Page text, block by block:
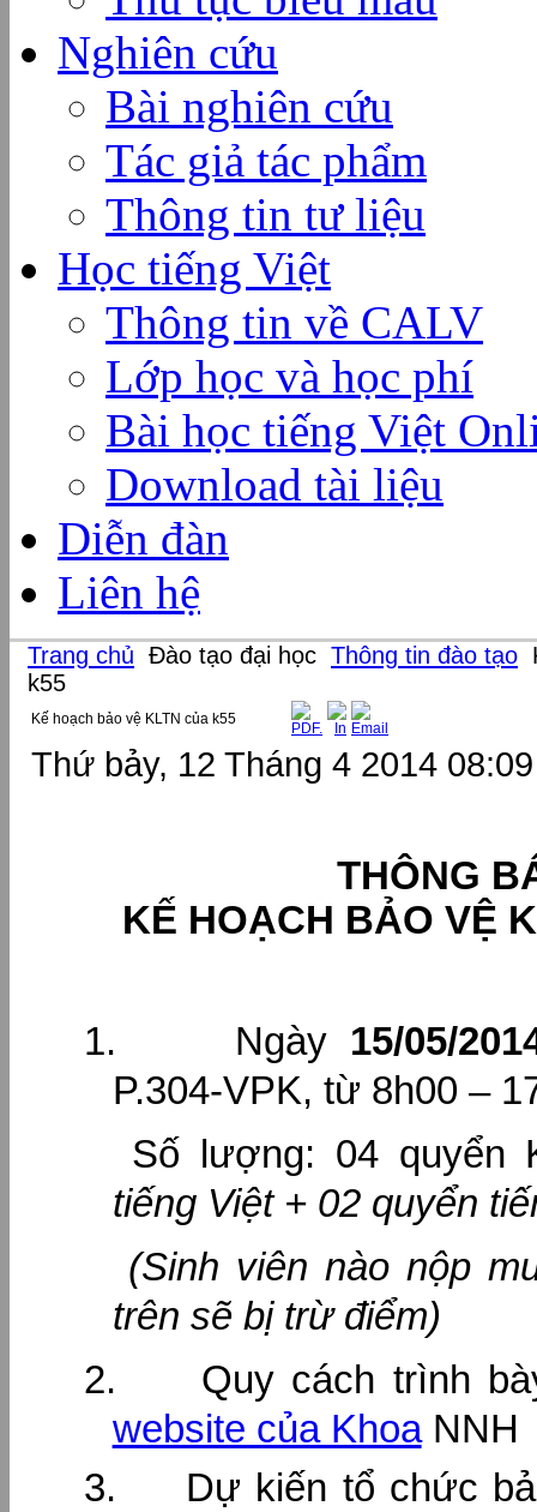
Nghiên cứu
Bài nghiên cứu
Tác giả tác phẩm
Thông tin tư liệu
Học tiếng Việt
Thông tin về CALV
Lớp học và học phí
Bài học tiếng Việt
Download tài liệu
Diễn đàn
Liên hệ
Trang chủ Đào tạo đại học Thông tin đào tạo
k55
Kế hoạch bảo vệ KLTN của k55
Thứ bảy, 12 Tháng 4 2014 08:09
THÔNG
KẾ HOẠCH BẢO VỆ
1. Ngày 15/05/
P.304-VPK, từ 8h00 –
Số lượng: 04 quyển
tiếng Việt + 02 quyển
(Sinh viên nào nộp
trên sẽ bị trừ điểm)
2.
Quy cách trình
website của KhoaNNH
3.
Dự kiến tổ chức